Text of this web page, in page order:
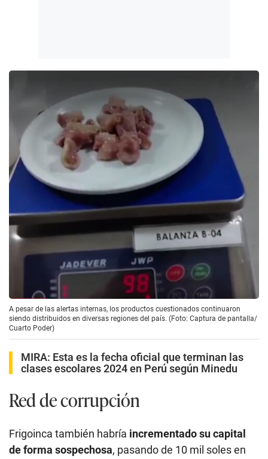
A pesar de las alertas internas, los productos cuestionados continuaron
siendo distribuidos en diversas regiones del país. (Foto: Captura de pantalla/
Cuarto Poder)
MIRA: Esta es la fecha oficial que terminan las
clases escolares 2024 en Perú según Minedu
Red de corrupción
Frigoinca también habría incrementado su capital
de forma sospechosa, pasando de 10 mil soles en